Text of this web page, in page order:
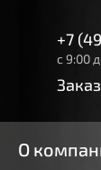
+7
с 9:00
О